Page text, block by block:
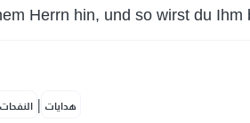
Herrn hin, und so wirst du Ihm
| هدايات